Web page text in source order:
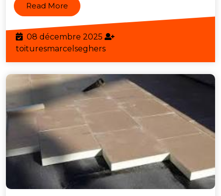
d’Esthétique
Read More Read
More
08 décembre 2025 08
décembre
2025
toituresmarcelsegherstoituresmarcelseghers